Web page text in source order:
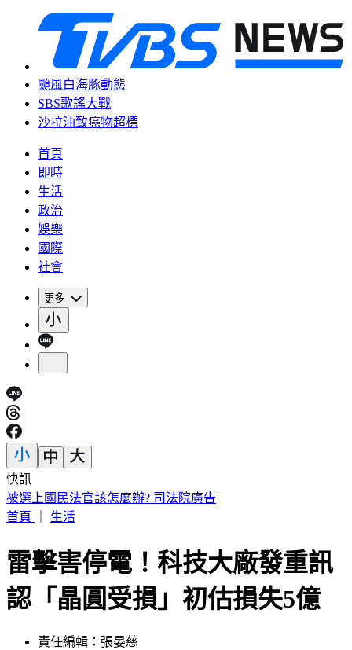
颱風白海豚動態
SBS歌謠大戰
沙拉油致癌物超標
首頁
即時
生活
政治
娛樂
國際
社會
更多
快訊
IU無預警召喚前男友 韓網替「她」心疼：很不舒服
首頁
生活
雷擊害停電！科技大廠發重訊
認「晶圓受損」初估損失5億
責任編輯：張晏慈